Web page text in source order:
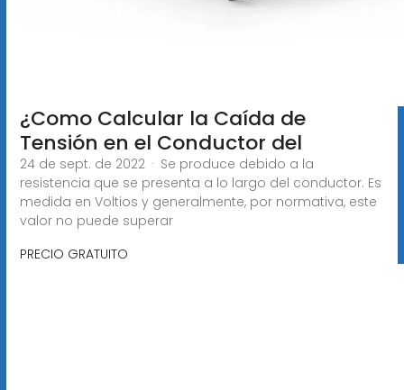
¿Como Calcular la Caída de
Tensión en el Conductor del
24 de sept. de 2022 · Se produce debido a la
resistencia que se presenta a lo largo del conductor. Es
medida en Voltios y generalmente, por normativa, este
valor no puede superar
PRECIO GRATUITO